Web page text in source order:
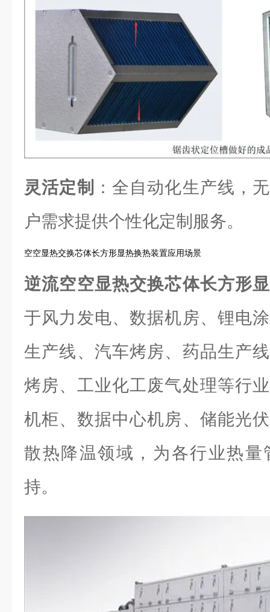
灵活定制
：全自动化生产线，
户需求提供个性化定制服务。
空空显热交换芯体长方形显热换热装置应用场景
逆流空空显热交换芯体长方形
于风力发电、数据机房、锂电
生产线、汽车烤房、药品生产
烤房、工业化工废气处理等行
机柜、数据中心机房、储能光
散热降温领域，为各行业热量
持。